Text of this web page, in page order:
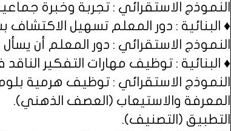
النموذج الاستقرائي : تجربة وخبرة
♦ البنائية : دور المعلم تسهيل الاكتشاف
النموذج الاستقرائي : دور المعلم أن
♦ البنائية : توظيف مهارات التفكير
النموذج الاستقرائي : توظيف هرمية
المعرفة والاستيعاب (العصف الذهني).
التطبيق (التصنيف).